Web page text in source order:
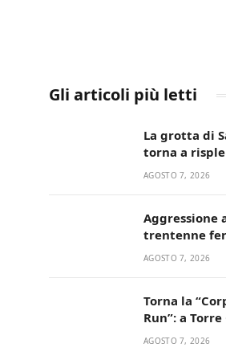
Gli articoli più letti
La grotta di
torna a
fede, natura e
AGOSTO 7, 2026
Aggressione
trentenne
di pistola in
AGOSTO 7, 2026
Torna la
Run”: a
corsa più
AGOSTO 7, 2026